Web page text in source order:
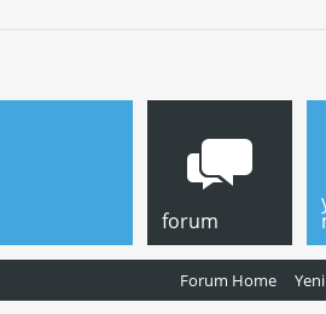
forum
Forum Home